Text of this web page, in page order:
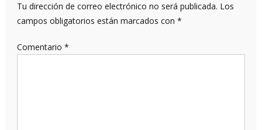
Tu dirección de correo electrónico no será publicada. Los
campos obligatorios están marcados con *
Comentario *